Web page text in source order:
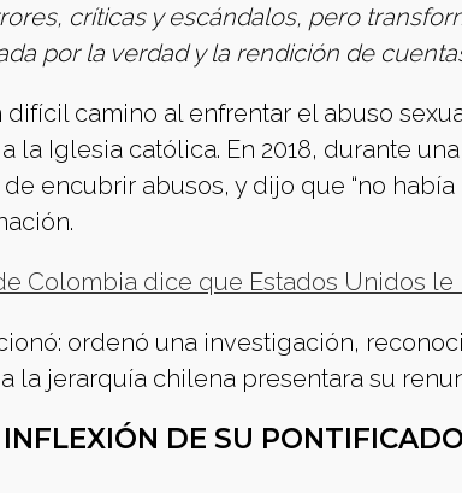
críticas y escándalos, pero
por la verdad y la rendición de
difícil camino al enfrentar el abuso
la Iglesia católica. En 2018, durante
encubrir abusos, y dijo que “no había
Colombia dice que Estados Unidos le
ordenó una investigación,
la jerarquía chilena presentara su
DE SU